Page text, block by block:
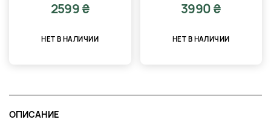
2599 ₴
НЕТ В НАЛИЧИИ
3990 ₴
НЕТ В НАЛИЧИИ
ОПИСАНИЕ